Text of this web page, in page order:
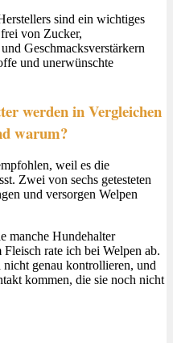
sind ein wichtiges
von Zucker,
Geschmacksverstärkern
und unerwünschte
werden in Vergleichen
warum?
weil es die
Zwei von sechs getesteten
und versorgen Welpen
manche Hundehalter
rate ich bei Welpen ab.
genau kontrollieren, und
kommen, die sie noch nicht